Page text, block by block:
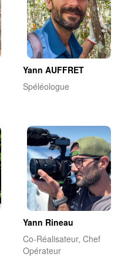
Yann AUFFRET
Spéléologue
Yann Rineau
Co-Réalisateur, Chef
Opérateur